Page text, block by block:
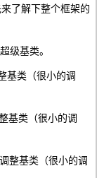
了解下整个框架的
级基类。
基类（很小的调
基类（很小的调
整基类（很小的调